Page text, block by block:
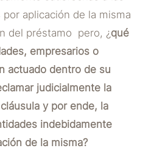
aplicación de la misma
del préstamo pero, ¿qué
empresarios o
actuado dentro de su
judicialmente la
y por ende, la
indebidamente
de la misma?